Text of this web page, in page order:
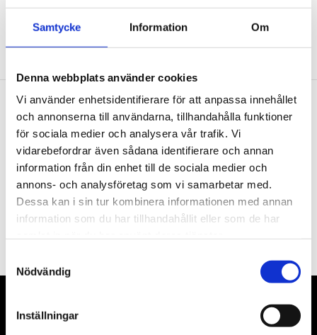
Samtycke Information Om
Denna webbplats använder cookies
Vi använder enhetsidentifierare för att anpassa innehållet
och annonserna till användarna, tillhandahålla funktioner
för sociala medier och analysera vår trafik. Vi
vidarebefordrar även sådana identifierare och annan
information från din enhet till de sociala medier och
annons- och analysföretag som vi samarbetar med.
Dessa kan i sin tur kombinera informationen med annan
information som du har tillhandahållit eller som de har
Nödvändig
Inställningar
Nyhetsbrev
PRENUMERERA
VÅRA LEVERANTÖRER